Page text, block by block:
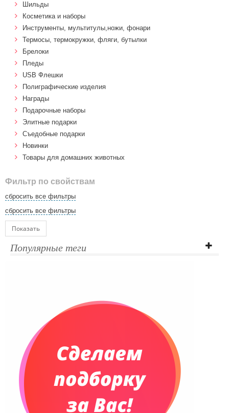
Шильды
Косметика и наборы
Инструменты, мультитулы,ножи, фонари
Термосы, термокружки, фляги, бутылки
Брелоки
Пледы
USB Флешки
Полиграфические изделия
Награды
Подарочные наборы
Элитные подарки
Cъедобные подарки
Новинки
Товары для домашних животных
Фильтр по свойствам
сбросить все фильтры
сбросить все фильтры
Показать
Популярные теги